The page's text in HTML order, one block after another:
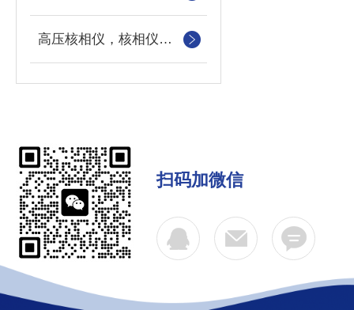
高压核相仪，核相仪，高压核相器，高压定向器
扫码加微信